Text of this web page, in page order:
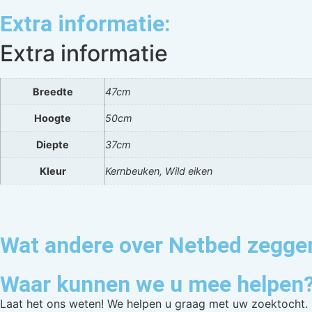
Extra informatie:
Extra informatie
Breedte 47cm
Hoogte 50cm
Diepte 37cm
Kleur Kernbeuken, Wild eiken
Wat andere over Netbed
Waar kunnen we u mee
Laat het ons weten! We helpen u graag met uw zoektocht.